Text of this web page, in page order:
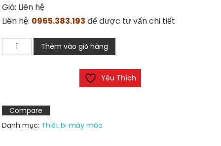
Giá: Liên hệ
Liên hệ: 0965.383.193 để được tư vấn chi tiết
Máy
mài
lượng
Thêm vào giỏ hàng
Yêu Thích
Compare
Danh mục: Thiết bị máy móc